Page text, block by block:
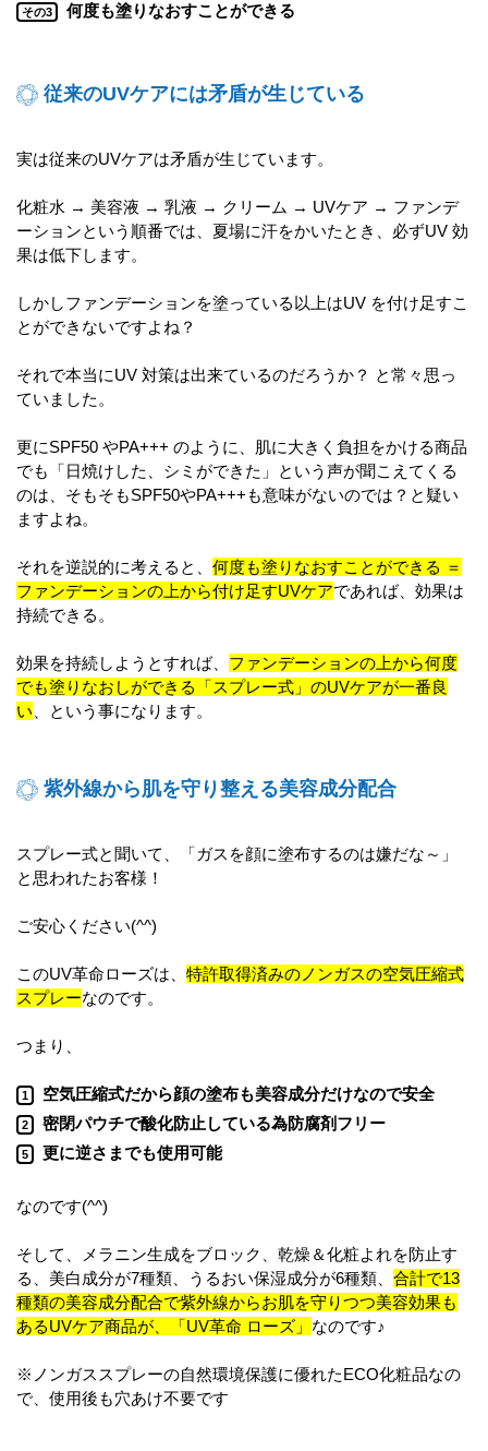
その3 何度も塗りなおすことができる
従来のUVケアには矛盾が生じている
実は従来のUVケアは矛盾が生じています。
化粧水 → 美容液 → 乳液 → クリーム → UVケア → ファンデ
ーションという順番では、夏場に汗をかいたとき、必ずUV 効
果は低下します。
しかしファンデーションを塗っている以上はUV を付け足すこ
とができないですよね？
それで本当にUV 対策は出来ているのだろうか？ と常々思っ
ていました。
更にSPF50 やPA+++ のように、肌に大きく負担をかける商品
でも「日焼けした、シミができた」という声が聞こえてくる
のは、そもそもSPF50やPA+++も意味がないのでは？と疑い
ますよね。
それを逆説的に考えると、 何度も塗りなおすことができる ＝
ファンデーションの上から付け足すUVケアであれば、効果は
持続できる。
効果を持続しようとすれば、 ファンデーションの上から何度
でも塗りなおしができる「スプレー式」のUVケアが一番良
い 、という事になります。
紫外線から肌を守り整える美容成分配合
スプレー式と聞いて、「ガスを顔に塗布するのは嫌だな～」
と思われたお客様！
ご安心ください(^^)
このUV革命ローズは、 特許取得済みのノンガスの空気圧縮式
スプレーなのです。
つまり、
1 空気圧縮式だから顔の塗布も美容成分だけなので安全
2 密閉パウチで酸化防止している為防腐剤フリー
5 更に逆さまでも使用可能
なのです(^^)
そして、メラニン生成をブロック、乾燥＆化粧よれを防止す
る、美白成分が7種類、うるおい保湿成分が6種類、 合計で13
種類の美容成分配合で紫外線からお肌を守りつつ美容効果も
あるUVケア商品が、「UV革命 ローズ」 なのです♪
※ノンガススプレーの自然環境保護に優れたECO化粧品なの
で、使用後も穴あけ不要です